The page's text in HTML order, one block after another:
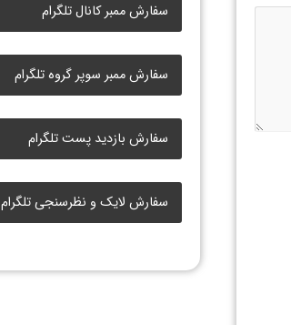
سفارش ممبر کانال تلگرام
سفارش ممبر سوپر گروه تلگرام
سفارش بازدید پست تلگرام
سفارش لایک و نظرسنجی تلگرام